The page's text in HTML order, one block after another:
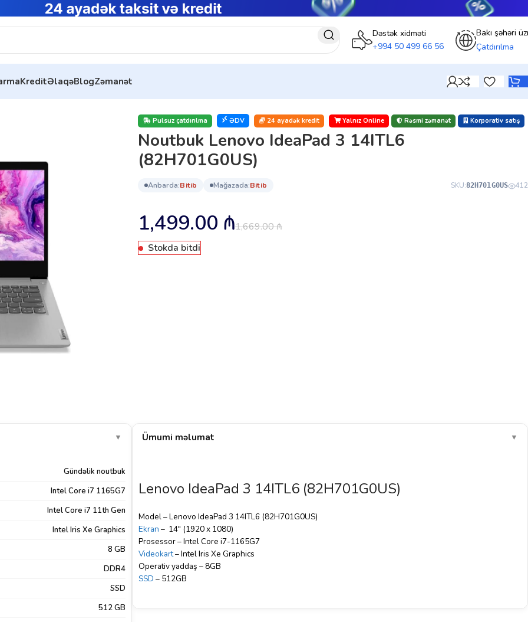
Dəstək xidməti
+994 50 499 66 56
Bakı şəhəri
Çatdırılma
KreditƏlaqəBlogZəmanət
Pulsuz çatdırılma ƏDV 24 ayadək kredit Yalnız Online Rəsmi zəmanət Korporativ satış
Noutbuk Lenovo IdeaPad 3 14ITL6
(82H701G0US)
anbarda: bi̇ti̇b mağazada: bi̇ti̇b SKU:82H701G0US 412
1,669.00₼
1,499.00 ₼
Stokda bitdi
▼
Gündəlik noutbuk
Intel Core i7 1165G7
Intel Core i7 11th Gen
Intel Iris Xe Graphics
8 GB
DDR4
SSD
512 GB
Ümumi məlumat ▼
Lenovo IdeaPad 3 14ITL6 (82H701G0US)
Model – Lenovo IdeaPad 3 14ITL6 (82H701G0US)
Ekran – 14″ (1920 x 1080)
Prosessor – Intel Core i7-1165G7
Videokart– Intel Iris Xe Graphics
Operativ yaddaş – 8GB
SSD – 512GB